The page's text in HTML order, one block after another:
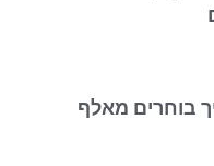
בוחרים מאלף